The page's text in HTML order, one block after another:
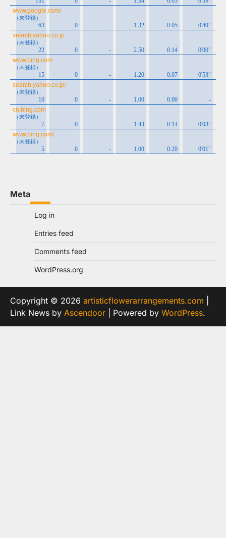
Meta
Log in
Entries feed
Comments feed
WordPress.org
Copyright © 2026 artisticflowerarrangements.com
Link News by Ascendoor | Powered by WordPress.